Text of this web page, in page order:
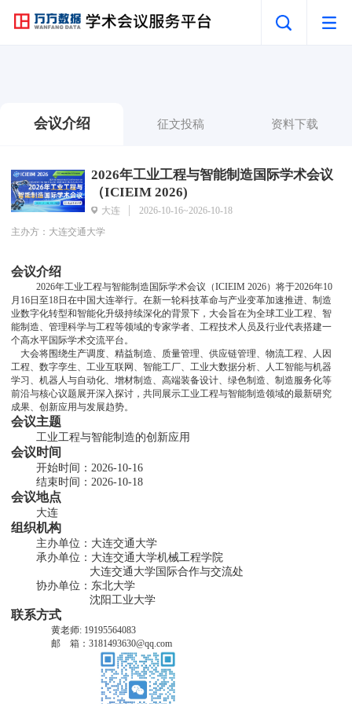
会议介绍 征文投稿 资料下载
2026年工业工程与智能制造国际学术会议
（ICIEIM 2026)
大连
2026-10-16~2026-10-18
主办方：大连交通大学
会议介绍
2026年工业工程与智能制造国际学术会议（ICIEIM 2026）将于2026年10
月16日至18日在中国大连举行。在新一轮科技革命与产业变革加速推进、制造
业数字化转型和智能化升级持续深化的背景下，大会旨在为全球工业工程、智
能制造、管理科学与工程等领域的专家学者、工程技术人员及行业代表搭建一
个高水平国际学术交流平台。
大会将围绕生产调度、精益制造、质量管理、供应链管理、物流工程、人因
工程、数字孪生、工业互联网、智能工厂、工业大数据分析、人工智能与机器
学习、机器人与自动化、增材制造、高端装备设计、绿色制造、制造服务化等
前沿与核心议题展开深入探讨，共同展示工业工程与智能制造领域的最新研究
成果、创新应用与发展趋势。
会议主题
工业工程与智能制造的创新应用
会议时间
开始时间：2026-10-16
结束时间：2026-10-18
会议地点
大连
组织机构
主办单位：大连交通大学
承办单位：大连交通大学机械工程学院
大连交通大学国际合作与交流处
协办单位：东北大学
沈阳工业大学
联系方式
黄老师: 19195564083
邮    箱：3181493630@qq.com